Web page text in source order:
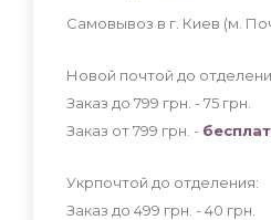
Самовывоз в г. Киев (м.
Новой почтой до
Заказ до 799 грн. - 75 грн
Заказ от 799 грн. -
Укрпочтой до отделения:
Заказ до 499 грн. - 40 грн